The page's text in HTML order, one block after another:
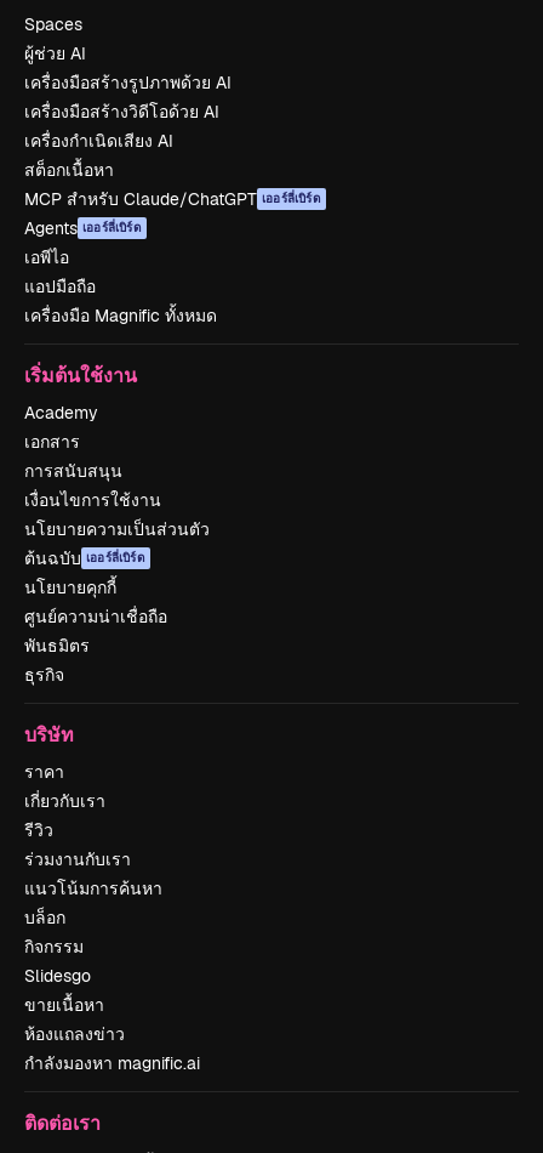
Spaces
ผู้ช่วย AI
เครื่องมือสร้างรูปภาพด้วย AI
เครื่องมือสร้างวิดีโอด้วย AI
เครื่องกำเนิดเสียง AI
สต็อกเนื้อหา
MCP สำหรับ Claude/ChatGPT เออร์ลี่เบิร์ด
Agents เออร์ลี่เบิร์ด
เอพีไอ
แอปมือถือ
เครื่องมือ Magnific ทั้งหมด
เริ่มต้นใช้งาน
Academy
เอกสาร
การสนับสนุน
เงื่อนไขการใช้งาน
นโยบายความเป็นส่วนตัว
ต้นฉบับ เออร์ลี่เบิร์ด
นโยบายคุกกี้
ศูนย์ความน่าเชื่อถือ
พันธมิตร
ธุรกิจ
บริษัท
ราคา
เกี่ยวกับเรา
รีวิว
ร่วมงานกับเรา
แนวโน้มการค้นหา
บล็อก
กิจกรรม
Slidesgo
ขายเนื้อหา
ห้องแถลงข่าว
กำลังมองหา magnific.ai
ติดต่อเรา